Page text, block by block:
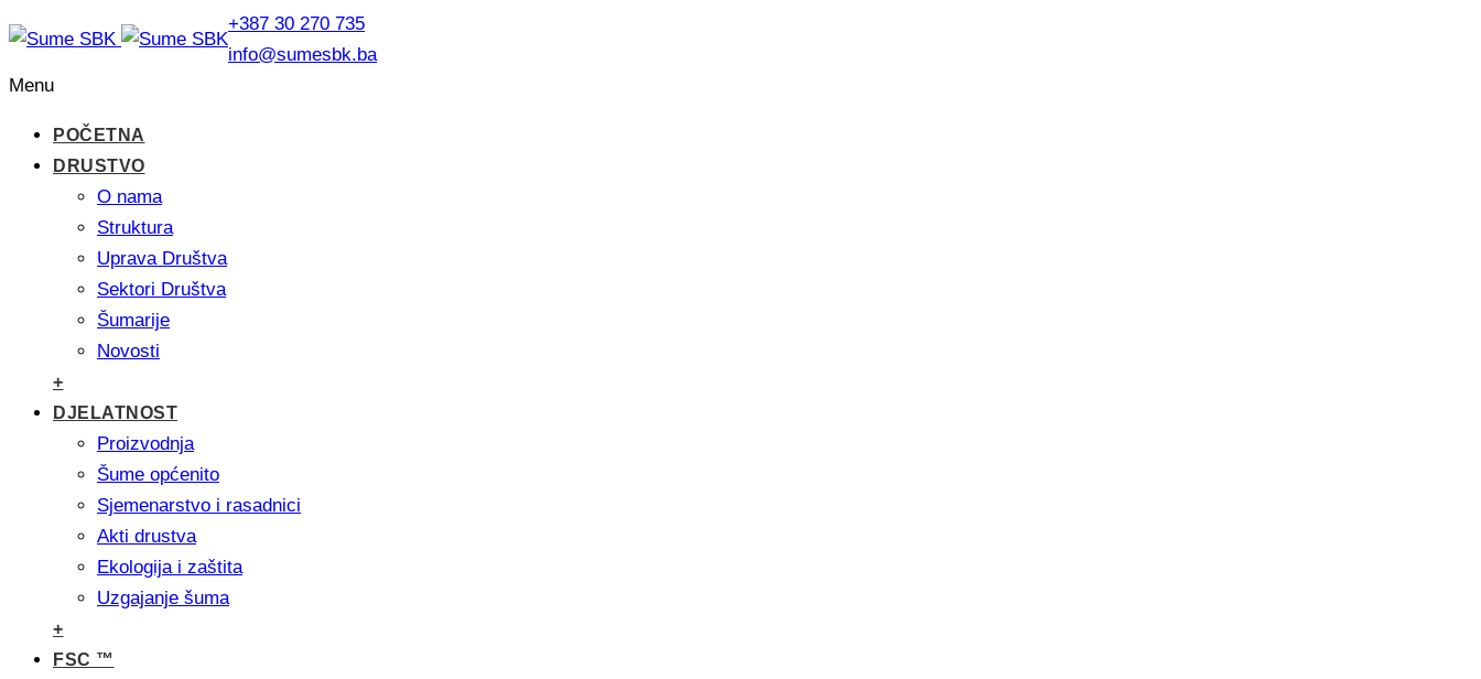
+387 30 270 735
info@sumesbk.ba
Menu
POČETNA
DRUSTVO
O nama
Struktura
Uprava Društva
Sektori Društva
Šumarije
Novosti
+
DJELATNOST
Proizvodnja
Šume općenito
Sjemenarstvo i rasadnici
Akti drustva
Ekologija i zaštita
Uzgajanje šuma
+
FSC ™